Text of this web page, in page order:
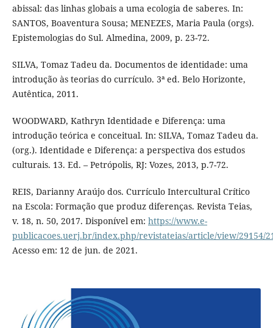
abissal: das linhas globais a uma ecologia de saberes. In:
SANTOS, Boaventura Sousa; MENEZES, Maria Paula (orgs).
Epistemologias do Sul. Almedina, 2009, p. 23-72.
SILVA, Tomaz Tadeu da. Documentos de identidade: uma
introdução às teorias do currículo. 3ª ed. Belo Horizonte,
Autêntica, 2011.
WOODWARD, Kathryn Identidade e Diferença: uma
introdução teórica e conceitual. In: SILVA, Tomaz Tadeu da.
(org.). Identidade e Diferença: a perspectiva dos estudos
culturais. 13. Ed. – Petrópolis, RJ: Vozes, 2013, p.7-72.
REIS, Darianny Araújo dos. Currículo Intercultural Crítico
na Escola: Formação que produz diferenças. Revista Teias,
v. 18, n. 50, 2017. Disponível em: https://www.e-
publicacoes.uerj.br/index.php/revistateias/article/view/29154/
Acesso em: 12 de jun. de 2021.